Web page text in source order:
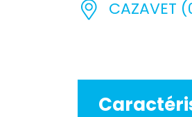
CAZAVET